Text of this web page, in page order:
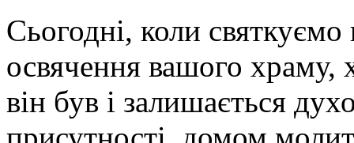
Сьогодні, коли
освячення вашого храму,
він був і залишається